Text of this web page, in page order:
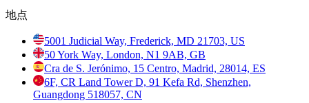
地点
5001 Judicial Way, Frederick, MD 21703, US
50 York Way, London, N1 9AB, GB
Cra de S. Jerónimo, 15 Centro, Madrid, 28014, ES
6F, CR Land Tower D, 91 Kefa Rd, Shenzhen,
Guangdong 518057, CN